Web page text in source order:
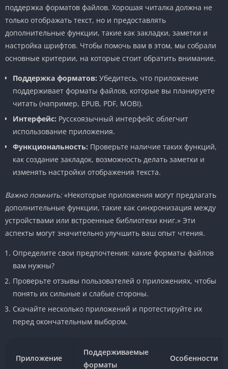
поддержка форматов файлов. Хорошая читалка должна не
только отображать текст, но и предоставлять
дополнительные функции, такие как закладки, заметки и
настройка шрифтов. Чтобы помочь вам в этом, мы собрали
основные критерии, на которые стоит обратить внимание.
Поддержка форматов: Убедитесь, что приложение
поддерживает форматы файлов, которые вы планируете
читать (например, EPUB, PDF, MOBI).
Интерфейс: Русскоязычный интерфейс облегчит
использование приложения.
Функциональность: Проверьте наличие таких функций,
как создание закладок, возможность делать заметки и
изменять настройки отображения текста.
Важно помнить:«Некоторые приложения могут предлагать
дополнительные функции, такие как синхронизация между
устройствами или встроенные библиотеки книг.» Эти
аспекты могут значительно улучшить ваш опыт чтения.
Определите свои предпочтения: какие форматы файлов
вам нужны?
Проверьте отзывы пользователей о приложениях, чтобы
понять их сильные и слабые стороны.
Скачайте несколько приложений и протестируйте их
перед окончательным выбором.
Приложение
Поддерживаемые
форматы
Особенности